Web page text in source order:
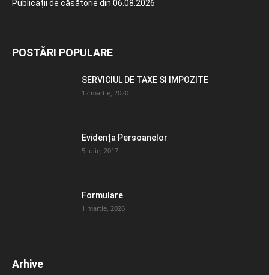
Publicații de căsătorie din 06.08.2026
POSTĂRI POPULARE
SERVICIUL DE TAXE SI IMPOZITE
12 martie, 2020
Evidența Persoanelor
5 iulie, 2017
Formulare
1 martie, 2026
Arhive